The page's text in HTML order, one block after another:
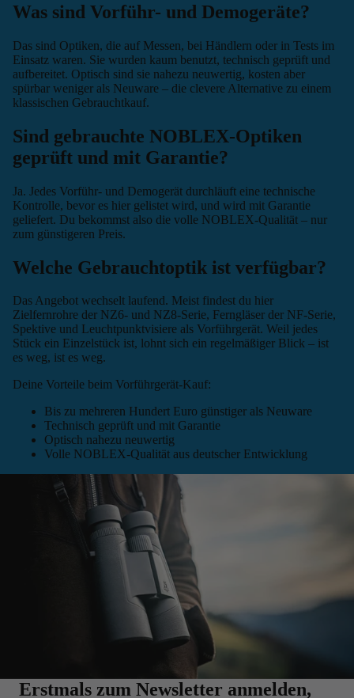
Was sind Vorführ- und Demogeräte?
Das sind Optiken, die auf Messen, bei Händlern oder in Tests im
Einsatz waren. Sie wurden kaum benutzt, technisch geprüft und
aufbereitet. Optisch sind sie nahezu neuwertig, kosten aber
spürbar weniger als Neuware – die clevere Alternative zu einem
klassischen Gebrauchtkauf.
Sind gebrauchte NOBLEX-Optiken
geprüft und mit Garantie?
Ja. Jedes Vorführ- und Demogerät durchläuft eine technische
Kontrolle, bevor es hier gelistet wird, und wird mit Garantie
geliefert. Du bekommst also die volle NOBLEX-Qualität – nur
zum günstigeren Preis.
Welche Gebrauchtoptik ist verfügbar?
Das Angebot wechselt laufend. Meist findest du hier
Zielfernrohre der NZ6- und NZ8-Serie, Ferngläser der NF-Serie,
Spektive und Leuchtpunktvisiere als Vorführgerät. Weil jedes
Stück ein Einzelstück ist, lohnt sich ein regelmäßiger Blick – ist
es weg, ist es weg.
Deine Vorteile beim Vorführgerät-Kauf:
Bis zu mehreren Hundert Euro günstiger als Neuware
Technisch geprüft und mit Garantie
Optisch nahezu neuwertig
Volle NOBLEX-Qualität aus deutscher Entwicklung
Erstmals zum Newsletter anmelden,